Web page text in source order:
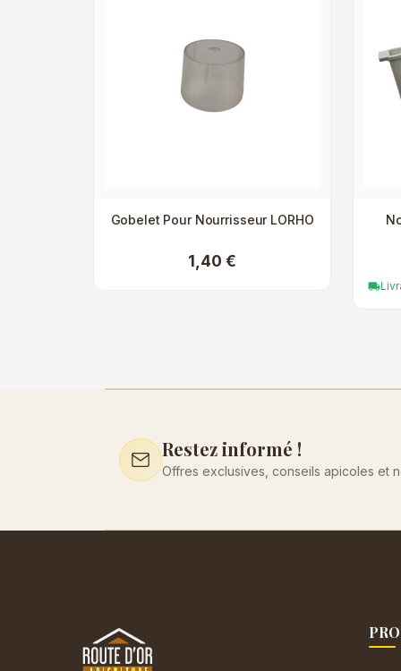
Gobelet Pour Nourrisseur LORHO
1,40 €
local_shipping
Restez informé !
Offres exclusives, conseils apicoles et